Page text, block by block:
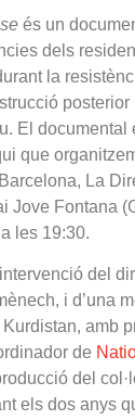
és un
dels
la
El documental
que
La
Jove Fontana
les 19:30.
del
i d’una
amb
de
del
els dos anys